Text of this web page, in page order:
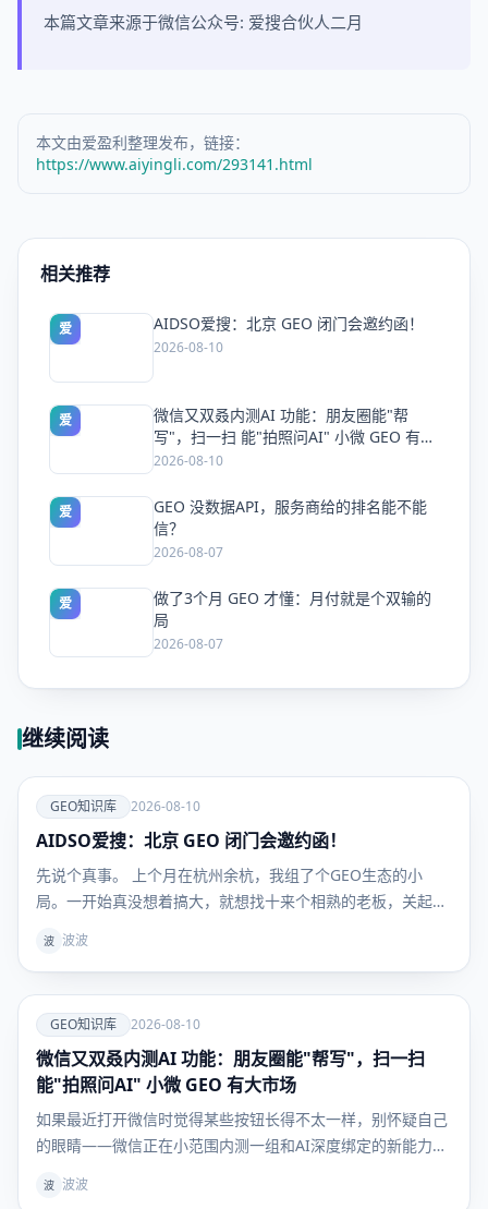
本篇文章来源于微信公众号: 爱搜合伙人二月
本文由爱盈利整理发布，链接：
https://www.aiyingli.com/293141.html
相关推荐
爱 AIDSO爱搜：北京 GEO 闭门会邀约函！
2026-08-10
爱
微信又双叒内测AI 功能：朋友圈能"帮
写"，扫一扫 能"拍照问AI" 小微 GEO 有大
市场
2026-08-10
爱
GEO 没数据API，服务商给的排名能不能
信？
2026-08-07
爱
做了3个月 GEO 才懂：月付就是个双输的
局
2026-08-07
继续阅读
爱
GEO知识
GEO知识库 2026-08-10
AIDSO爱搜：北京 GEO 闭门会邀约函！
先说个真事。 上个月在杭州余杭，我组了个GEO生态的小
局。一开始真没想着搞大，就想找十来个相熟的老板，关起门
结果消息一放出去，根本收不住。当天现场呼呼来了40多号
波 波波
爱
GEO知识
库
GEO知识库 2026-08-10
微信又双叒内测AI 功能：朋友圈能"帮写"，扫一扫
能"拍照问AI" 小微 GEO 有大市场
如果最近打开微信时觉得某些按钮长得不太一样，别怀疑自己
的眼睛——微信正在小范围内测一组和AI深度绑定的新能力，
用户晒出的界面来看，这次更新主要落在两处：一是发布朋友
波 波波